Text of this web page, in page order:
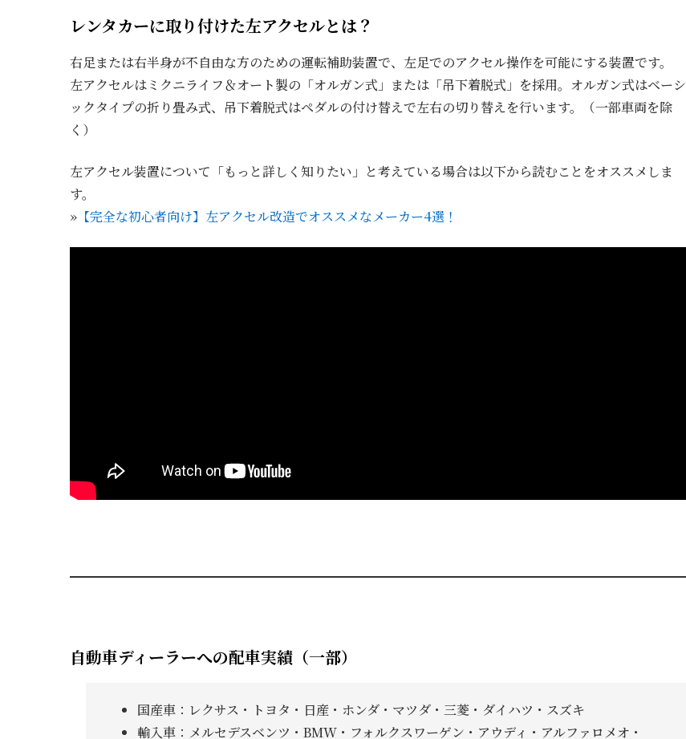
レンタカーに取り付けた左アクセルとは？
右足または右半身が不自由な方のための運転補助装置で、左足でのアクセル操作を可能にする装置です。
左アクセルはミクニライフ＆オート製の「オルガン式」または「吊下着脱式」を採用。オルガン式はベーシ
ックタイプの折り畳み式、吊下着脱式はペダルの付け替えで左右の切り替えを行います。（一部車両を除
く）
左アクセル装置について「もっと詳しく知りたい」と考えている場合は以下から読むことをオススメしま
す。
» 【完全な初心者向け】左アクセル改造でオススメなメーカー4選！
自動車ディーラーへの配車実績（一部）
国産車：レクサス・トヨタ・日産・ホンダ・マツダ・三菱・ダイハツ・スズキ
輸入車：メルセデスベンツ・BMW・フォルクスワーゲン・アウディ・アルファロメオ・